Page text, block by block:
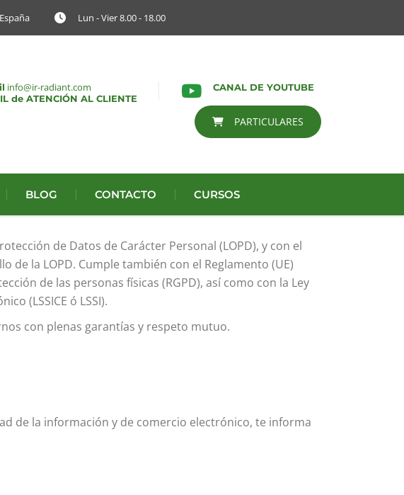
Lun - Vier 8.00 - 18.00
info@ir-radiant.com
de ATENCIÓN AL CLIENTE
CANAL DE YOUTUBE
PARTICULARES
BLOG CONTACTO CURSOS
de Datos de Carácter Personal (LOPD), y con el
de la LOPD. Cumple también con el Reglamento (UE)
de las personas físicas (RGPD), así como con la Ley
(LSSICE ó LSSI).
con plenas garantías y respeto mutuo.
de la información y de comercio electrónico, te informa